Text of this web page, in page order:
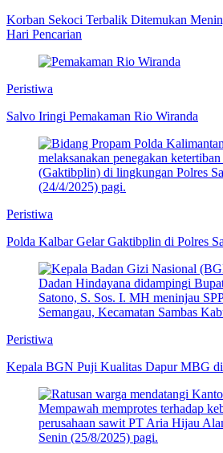
Korban Sekoci Terbalik Ditemukan
Hari Pencarian
Peristiwa
Salvo Iringi Pemakaman Rio Wiranda
Peristiwa
Polda Kalbar Gelar Gaktibplin di Polres
Peristiwa
Kepala BGN Puji Kualitas Dapur MBG di